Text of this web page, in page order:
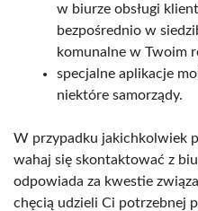
w biurze obsługi
bezpośrednio w
komunalne w Twoim
specjalne aplikacje
niektóre samorządy.
W przypadku jakichkolwiek
wahaj się skontaktować z
odpowiada za kwestie
chęcią udzieli Ci potrzebnej